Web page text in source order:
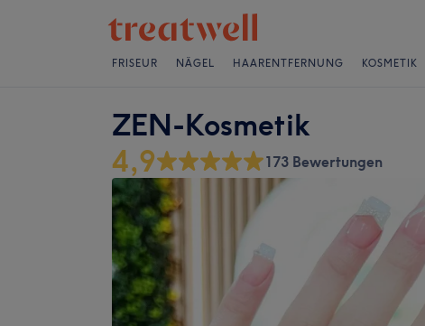
FRISEUR NÄGEL HAARENTFERNUNG KOSMETIK
ZEN-Kosmetik
4,9
173 Bewertungen